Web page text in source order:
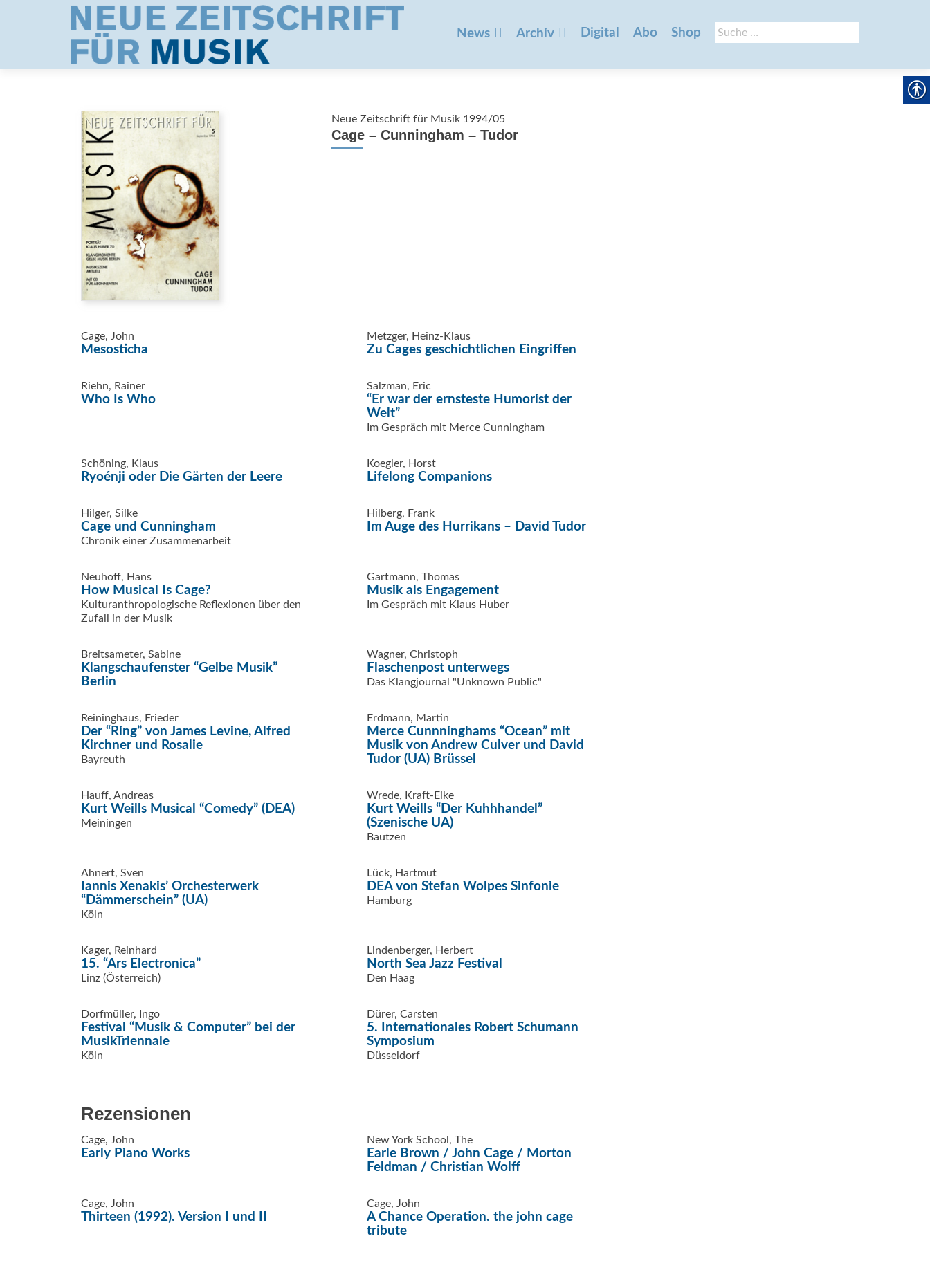
Suche
nach:
springen
News Archiv Digital Abo Shop
Neue Zeitschrift für Musik 1994/05
Cage – Cunningham – Tudor
Cage, John
Mesosticha
Metzger, Heinz-Klaus
Zu Cages geschichtlichen Eingriffen
Riehn, Rainer
Who Is Who
Salzman, Eric
“Er war der ernsteste Humorist der
Welt”
Im Gespräch mit Merce Cunningham
Schöning, Klaus
Ryoénji oder Die Gärten der Leere
Koegler, Horst
Lifelong Companions
Hilger, Silke
Cage und Cunningham
Chronik einer Zusammenarbeit
Hilberg, Frank
Im Auge des Hurrikans – David Tudor
Neuhoff, Hans
How Musical Is Cage?
Kulturanthropologische Reflexionen über den
Zufall in der Musik
Gartmann, Thomas
Musik als Engagement
Im Gespräch mit Klaus Huber
Breitsameter, Sabine
Klangschaufenster “Gelbe Musik”
Berlin
Wagner, Christoph
Flaschenpost unterwegs
Das Klangjournal "Unknown Public"
Reininghaus, Frieder
Der “Ring” von James Levine, Alfred
Kirchner und Rosalie
Bayreuth
Erdmann, Martin
Merce Cunnninghams “Ocean” mit
Musik von Andrew Culver und David
Tudor (UA) Brüssel
Hauff, Andreas
Kurt Weills Musical “Comedy” (DEA)
Meiningen
Wrede, Kraft-Eike
Kurt Weills “Der Kuhhhandel”
(Szenische UA)
Bautzen
Ahnert, Sven
Iannis Xenakis’ Orchesterwerk
“Dämmerschein” (UA)
Köln
Lück, Hartmut
DEA von Stefan Wolpes Sinfonie
Hamburg
Kager, Reinhard
15. “Ars Electronica”
Linz (Österreich)
Lindenberger, Herbert
North Sea Jazz Festival
Den Haag
Dorfmüller, Ingo
Festival “Musik & Computer” bei der
MusikTriennale
Köln
Dürer, Carsten
5. Internationales Robert Schumann
Symposium
Düsseldorf
Rezensionen
Cage, John
Early Piano Works
New York School, The
Earle Brown / John Cage / Morton
Feldman / Christian Wolff
Cage, John
Thirteen (1992). Version I und II
Cage, John
A Chance Operation. the john cage
tribute